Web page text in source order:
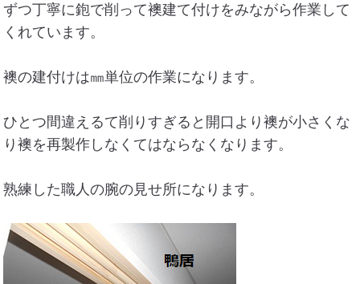
ずつ丁寧に鉋で削って襖建て付けをみながら作業して
くれています。
襖の建付けは㎜単位の作業になります。
ひとつ間違えるて削りすぎると開口より襖が小さくな
り襖を再製作しなくてはならなくなります。
熟練した職人の腕の見せ所になります。